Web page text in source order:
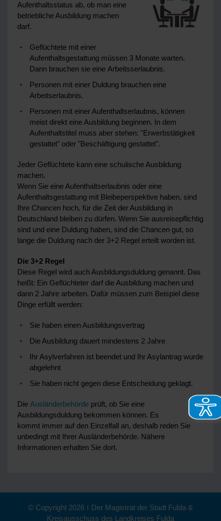
Aufenthaltsstatus ab, ob man eine
betriebliche Ausbildung machen
darf.
Geflüchtete mit einer
Aufenthaltsgestattung müssen 3 Monate warten.
Dann brauchen sie eine Arbeitsserlaubnis.
Personen mit einer Duldung brauchen eine
Arbeitserlaubnis.
Personen mit einer Aufenthaltserlaubnis, können
meist direkt eine Ausbildung beginnen. In dem
Aufenthaltstitel muss aber stehen: "Erwerbstätigkeit
gestattet" oder "Beschäftigung gestattet".
Jeder Geflüchtete kann eine schulische Ausbildung
machen.
Wenn Sie eine Aufenthaltserlaubnis oder eine
Aufenthaltsgestattung mit Bleibeperspektive haben, sind
Ihre Chancen hoch, für die Zeit der Ausbildung in
Deutschland bleiben zu dürfen. Wenn Sie ausreisepflichtig
sind und eine Duldung haben, sind die Chancen gut, so
lange die Duldung nach der 3+2 Regel erteilt worden ist.
Die 3+2 Regel
Diese Regel wird auch Ausbildungsduldung genannt. Das
heißt: Ein Geflüchteter darf die Ausbildung machen und
dann 2 Jahre arbeiten. Dafür müssen zum Beispiel diese
Dinge erfüllt werden:
Sie haben einen Ausbildungsvertrag
Die Ausbildung dauert mindestens 2 Jahre
Ihr Asylverfahren ist beendet und Ihr Asylantrag wurde
abgelehnt
Sie haben nicht gegen diese Entscheidung geklagt.
DieAusländerbehörde prüft, ob Sie eine
Ausbildungsduldung bekommen können. Es
kommt immer auf den Einzelfall an, deshalb reden Sie
unbedingt mit Ihrer Ausländerbehörde. Nähere
Informationen erhalten Sie dort.
© Copyright 2026 | Der Magistrat der Stadt Fulda &
Kreisausschuss des Landkreises Fulda